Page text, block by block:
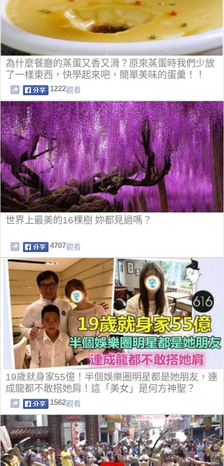
為什麼餐廳的蒸蛋又香又滑？原來蒸蛋時我們少放
了一樣東西，快學起來吧，簡單美味的蛋羹！！
1222觀看
世界上最美的16棵樹 妳都見過嗎？
4707觀看
19歲就身家55億！半個娛樂圈明星都是她朋友，連
成龍都不敢搭她肩！這「美女」是何方神聖？
1562觀看